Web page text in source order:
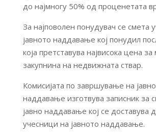
до најмногу 50% од проценетата
За најповолен понудувач се смета
јавното наддавање кој понудил
која претставува највисока цена
закупнина на недвижната ствар.
Комисијата по завршување на
наддавање изготвува записник за
јавно наддавање кој се доставува
учесници на јавното наддавање.